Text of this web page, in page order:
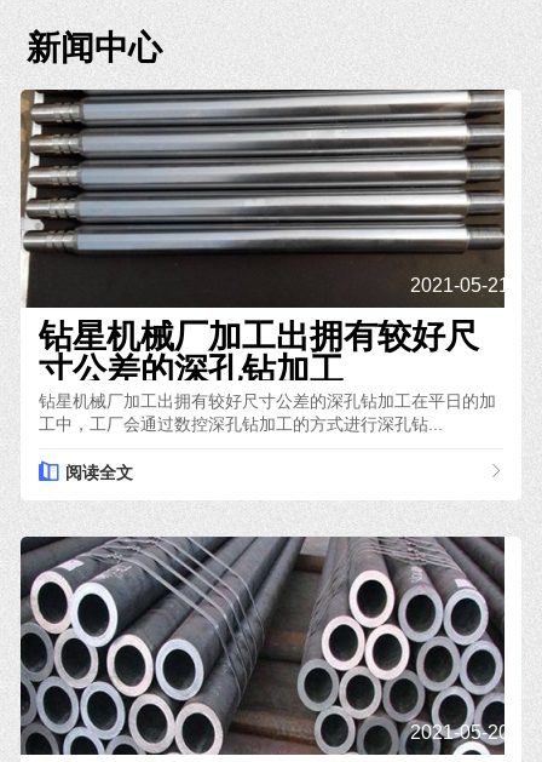
新闻中心
2021-05-21
钻星机械厂加工出拥有较好尺
寸公差的深孔钻加工
钻星机械厂加工出拥有较好尺寸公差的深孔钻加工在平日的加
工中，工厂会通过数控深孔钻加工的方式进行深孔钻...
阅读全文
2021-05-20